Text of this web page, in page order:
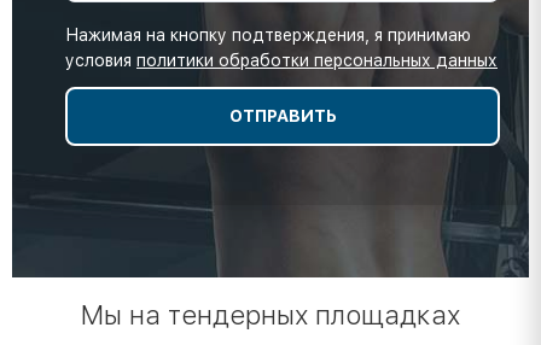
Нажимая на кнопку подтверждения, я принимаю
условия политики обработки персональных данных
Мы на тендерных площадках